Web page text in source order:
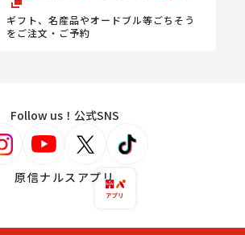
ギフト、名産品やオードブル等ごちそう
をご注文・ご予約
Follow us！公式SNS
原信ナルスアプリ